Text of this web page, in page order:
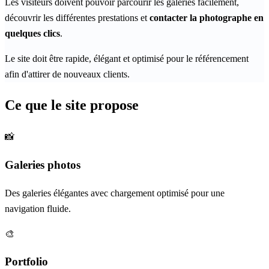
découvrir les différentes prestations et contacter la photographe en
quelques clics.
Le site doit être rapide, élégant et optimisé pour le référencement
afin d'attirer de nouveaux clients.
Ce que le site propose
📸
Galeries photos
Des galeries élégantes avec chargement optimisé pour une
navigation fluide.
🎨
Portfolio